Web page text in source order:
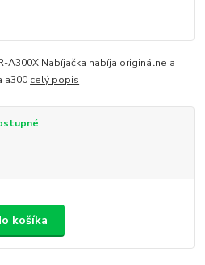
A300X Nabíjačka nabíja originálne a
a300 celý popis
košíka